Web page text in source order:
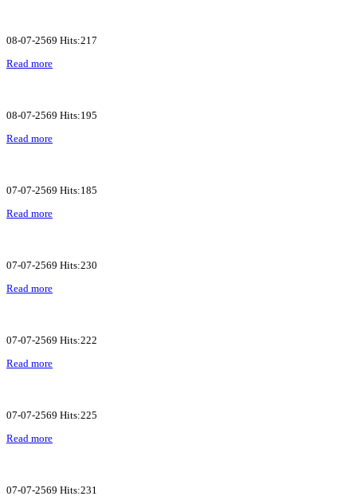
08-07-2569 Hits:217
Read more
08-07-2569 Hits:195
Read more
07-07-2569 Hits:185
Read more
07-07-2569 Hits:230
Read more
07-07-2569 Hits:222
Read more
07-07-2569 Hits:225
Read more
07-07-2569 Hits:231